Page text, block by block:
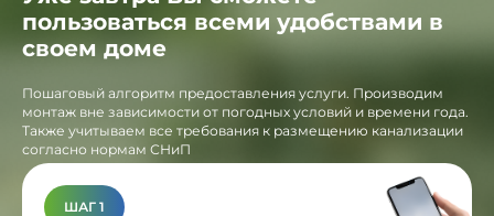
пользоваться всеми удобствами в
своем доме
Пошаговый алгоритм предоставления услуги. Производим
монтаж вне зависимости от погодных условий и времени года.
Также учитываем все требования к размещению канализации
согласно нормам СНиП
ШАГ 1